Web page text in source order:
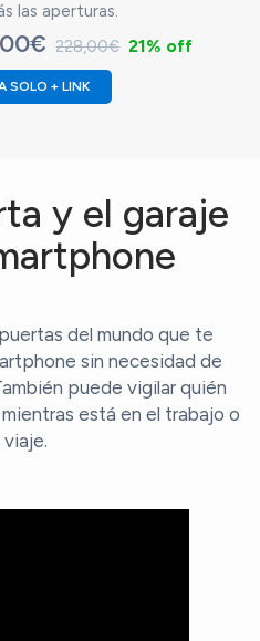
las aperturas.
228,00€ 21% off
SOLO + LINK
y el garaje
del mundo que te
sin necesidad de
puede vigilar quién
está en el trabajo o